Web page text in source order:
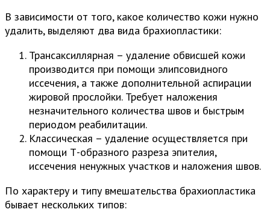
В зависимости от того, какое количество кожи нужно
удалить, выделяют два вида брахиопластики:
Трансаксиллярная – удаление обвисшей кожи
производится при помощи элипсовидного
иссечения, а также дополнительной аспирации
жировой прослойки. Требует наложения
незначительного количества швов и быстрым
периодом реабилитации.
Классическая – удаление осуществляется при
помощи Т-образного разреза эпителия,
иссечения ненужных участков и наложения швов.
По характеру и типу вмешательства брахиопластика
бывает нескольких типов: